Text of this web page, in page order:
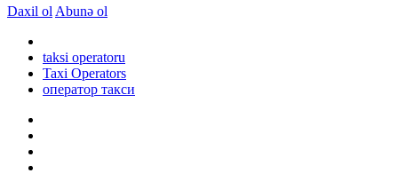
Daxil ol Abunə ol
taksi operatoru
Taxi Operators
оператор такси